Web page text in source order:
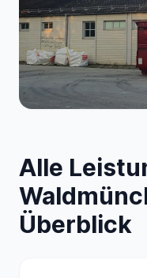
Alle
Überblick